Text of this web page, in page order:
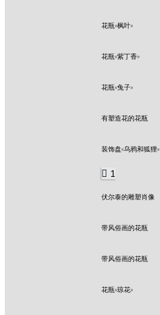
花瓶«枫叶»
花瓶«紫丁香»
花瓶«兔子»
有塑造花的花瓶
装饰盘«乌鸦和狐狸»
1
伏尔泰的雕塑肖像
带风俗画的花瓶
带风俗画的花瓶
花瓶«琼花»